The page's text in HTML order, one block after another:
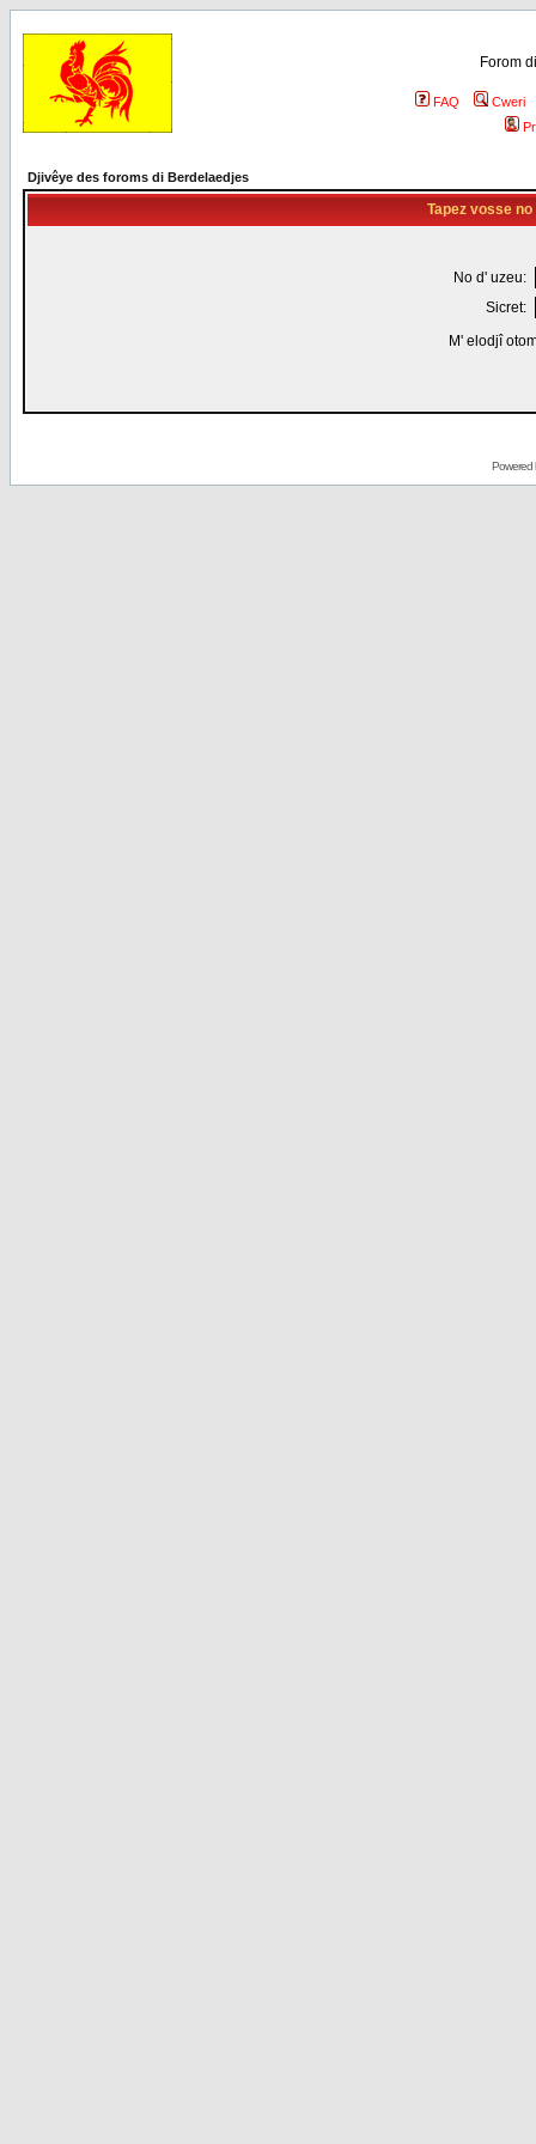
Forom
FAQ
Cweri
Djivêye des foroms di Berdelaedjes
Tapez vosse
No d' uzeu:
Sicret:
M' elodjî
Powered